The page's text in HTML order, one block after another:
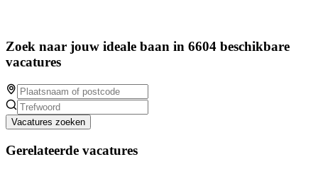
Zoek naar jouw ideale baan in 6604 beschikbare
vacatures
Vacatures zoeken
Gerelateerde vacatures